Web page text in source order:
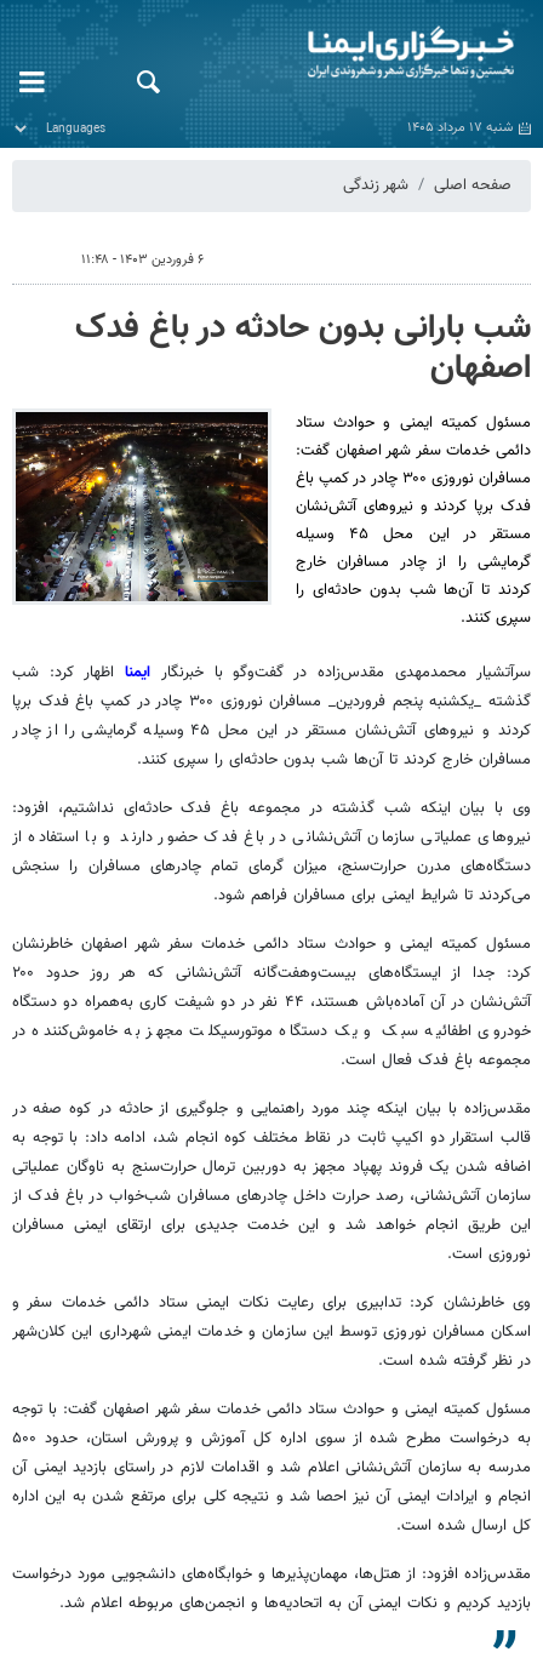
شنبه ۱۷ مرداد ۱۴۰۵
صفحه اصلی شهر زندگی
۶ فروردین ۱۴۰۳ - ۱۱:۴۸
شب بارانی بدون حادثه در باغ فدک
اصفهان
مسئول کمیته ایمنی و حوادث ستاد
دائمی خدمات سفر شهر اصفهان گفت:
مسافران نوروزی ۳۰۰ چادر در کمپ باغ
فدک برپا کردند و نیروهای آتش‌نشان
مستقر در این محل ۴۵ وسیله
گرمایشی را از چادر مسافران خارج
کردند تا آن‌ها شب بدون حادثه‌ای را
سپری کنند.
سرآتشیارمحمدمهدی مقدس‌زاده در گفت‌وگو با خبرنگار ایمنا اظهار کرد: شب
گذشته _یکشنبه پنجم فروردین‌_ مسافران نوروزی ۳۰۰ چادر در کمپ باغ فدک برپا
کردند و نیروهای آتش‌نشان مستقر در این محل ۴۵ وسیله گرمایشی را از چادر
مسافران خارج کردند تا آن‌ها شب بدون حادثه‌ای را سپری کنند.
وی با بیان اینکه شب گذشته در مجموعه باغ فدک حادثه‌ای نداشتیم، افزود:
نیروهای عملیاتی سازمان آتش‌نشانی در باغ فدک حضور دارند و با استفاده از
دستگاه‌های مدرن حرارت‌سنج، میزان گرمای تمام چادرهای مسافران را سنجش
می‌کردند تا شرایط ایمنی برای مسافران فراهم شود.
مسئول کمیته ایمنی و حوادث ستاد دائمی خدمات سفر شهر اصفهان خاطرنشان
کرد: جدا از ایستگاه‌های بیست‌وهفت‌گانه
آتش‌نشانی که هر روز حدود ۲۰۰
آتش‌نشان در آن آماده‌باش هستند، ۴۴ نفر در دو شیفت کاری به‌همراه دو دستگاه
خودروی اطفائیه سبک و یک دستگاه موتورسیکلت مجهز به خاموش‌کننده در
مجموعه باغ فدک فعال است.
مقدس‌زاده با بیان اینکه چند مورد راهنمایی و جلوگیری از حادثه در کوه صفهدر
قالب استقرار دو اکیپ ثابت در نقاط مختلف کوه انجام شد، ادامه داد: با توجه به
اضافه شدن یک فروند پهپاد مجهز به دوربین ترمالحرارت‌سنج به ناوگان عملیاتی
سازمان آتش‌نشانی، رصد حرارت داخل چادرهای مسافران شب‌خواب در باغ فدک از
این طریق انجام خواهد شد و این خدمت جدیدی برای ارتقای ایمنی مسافران
نوروزی است.
وی خاطرنشان کرد: تدابیری برای رعایت نکات ایمنی ستاد دائمی خدمات سفر و
اسکان مسافران نوروزی توسط این سازمان و خدمات ایمنی شهرداری این کلان‌شهر
در نظر گرفته شده است.
مسئول کمیته ایمنی و حوادث ستاد دائمی خدمات سفر شهر اصفهان گفت: با توجه
به درخواست مطرح شده از سوی اداره کل آموزش و پرورش استان، حدود ۵۰۰
مدرسه به سازمان آتش‌نشانی اعلام شد و اقدامات لازم در راستای بازدید ایمنی آن
انجام و ایرادات ایمنی آن نیز احصا شد و نتیجه کلی برای مرتفع شدن به این اداره
کل ارسال شده است.
مقدس‌زاده افزود: از هتل‌ها، مهمان‌پذیرها و خوابگاه‌های دانشجویی مورد درخواست
بازدید کردیم و نکات ایمنی آن به اتحادیه‌ها و انجمن‌های مربوطه اعلام شد.